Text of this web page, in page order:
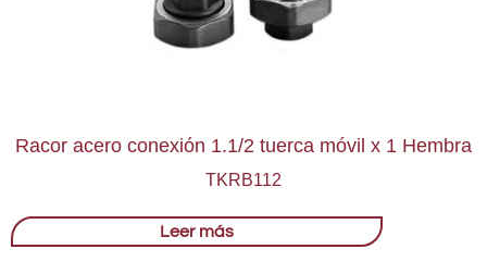
Racor acero conexión 1.1/2 tuerca móvil x 1 Hembra
TKRB112
Leer más